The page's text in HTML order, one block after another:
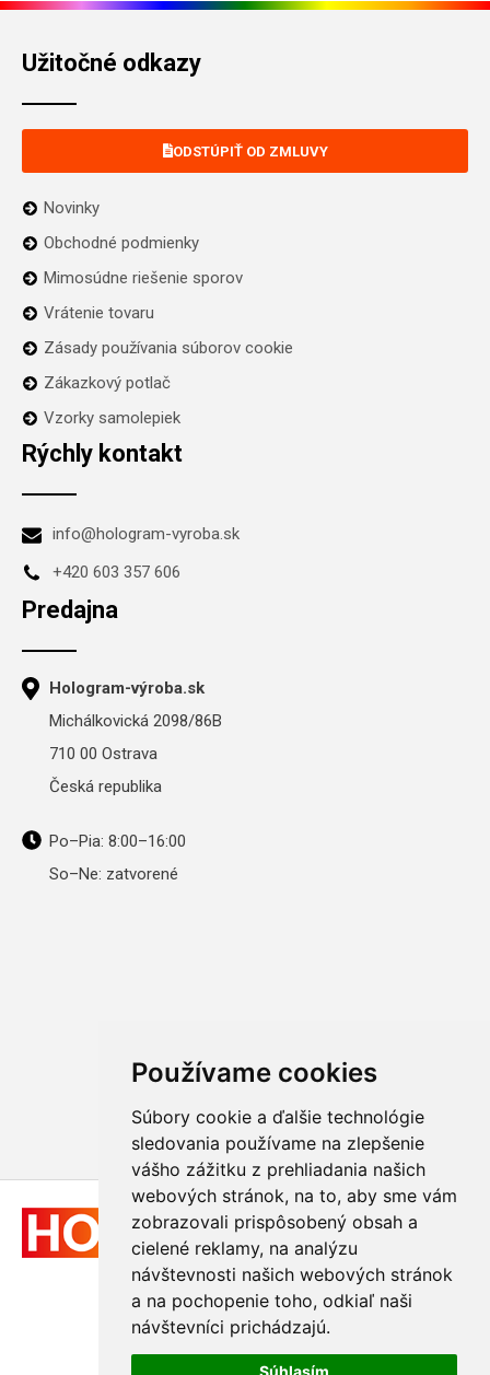
Používame cookies
Súbory cookie a ďalšie technológie
sledovania používame na zlepšenie
vášho zážitku z prehliadania našich
webových stránok, na to, aby sme vám
zobrazovali prispôsobený obsah a
cielené reklamy, na analýzu
návštevnosti našich webových stránok
a na pochopenie toho, odkiaľ naši
návštevníci prichádzajú.
Súhlasím
Užitočné odkazy
ODSTÚPIŤ OD ZMLUVY
Novinky
Obchodné podmienky
Mimosúdne riešenie sporov
Vrátenie tovaru
Zásady používania súborov cookie
Zákazkový potlač
Vzorky samolepiek
Rýchly kontakt
info@hologram-vyroba.sk
+420 603 357 606
Predajna
Hologram-výroba.sk
Michálkovická 2098/86B
710 00 Ostrava
Česká republika
Po–Pia: 8:00–16:00
So–Ne: zatvorené
Hologram-vyroba.sk